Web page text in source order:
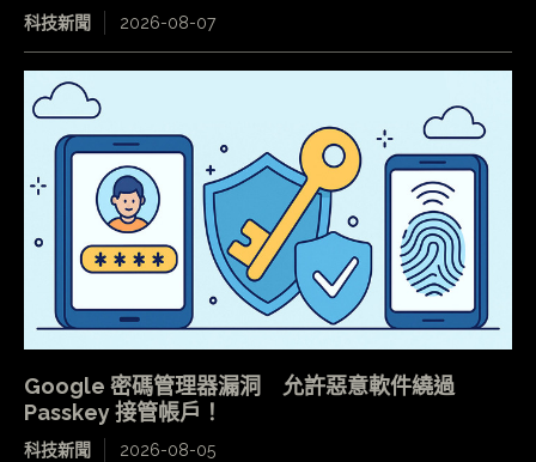
科技新聞 2026-08-07
Google 密碼管理器漏洞 允許惡意軟件繞過
Passkey 接管帳戶！
科技新聞 2026-08-05